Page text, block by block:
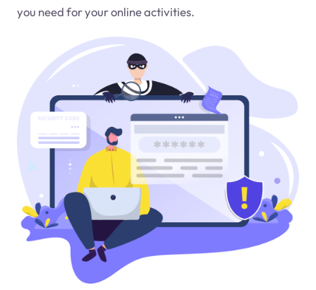
you need for your online activities.